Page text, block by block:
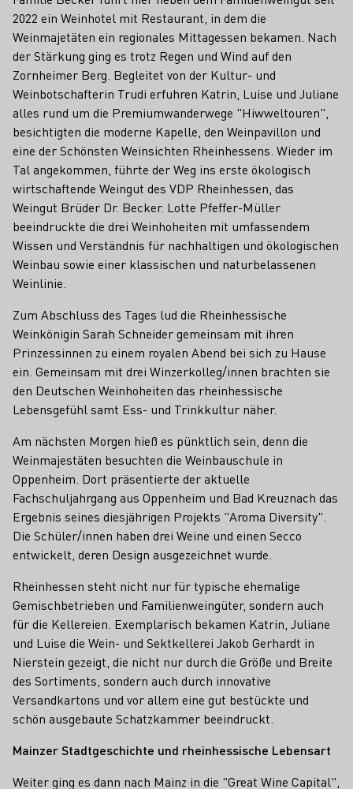
2022 ein Weinhotel mit Restaurant, in dem die
Weinmajetäten ein regionales Mittagessen bekamen. Nach
der Stärkung ging es trotz Regen und Wind auf den
Zornheimer Berg. Begleitet von der Kultur- und
Weinbotschafterin Trudi erfuhren Katrin, Luise und Juliane
alles rund um die Premiumwanderwege "Hiwweltouren",
besichtigten die moderne Kapelle, den Weinpavillon und
eine der Schönsten Weinsichten Rheinhessens. Wieder im
Tal angekommen, führte der Weg ins erste ökologisch
wirtschaftende Weingut des VDP Rheinhessen, das
Weingut Brüder Dr. Becker. Lotte Pfeffer-Müller
beeindruckte die drei Weinhoheiten mit umfassendem
Wissen und Verständnis für nachhaltigen und ökologischen
Weinbau sowie einer klassischen und naturbelassenen
Weinlinie.
Zum Abschluss des Tages lud die Rheinhessische
Weinkönigin Sarah Schneider gemeinsam mit ihren
Prinzessinnen zu einem royalen Abend bei sich zu Hause
ein. Gemeinsam mit drei Winzerkolleg/innen brachten sie
den Deutschen Weinhoheiten das rheinhessische
Lebensgefühl samt Ess- und Trinkkultur näher.
Am nächsten Morgen hieß es pünktlich sein, denn die
Weinmajestäten besuchten die Weinbauschule in
Oppenheim. Dort präsentierte der aktuelle
Fachschuljahrgang aus Oppenheim und Bad Kreuznach das
Ergebnis seines diesjährigen Projekts "Aroma Diversity".
Die Schüler/innen haben drei Weine und einen Secco
entwickelt, deren Design ausgezeichnet wurde.
Rheinhessen steht nicht nur für typische ehemalige
Gemischbetrieben und Familienweingüter, sondern auch
für die Kellereien. Exemplarisch bekamen Katrin, Juliane
und Luise die Wein- und Sektkellerei Jakob Gerhardt in
Nierstein gezeigt, die nicht nur durch die Größe und Breite
des Sortiments, sondern auch durch innovative
Versandkartons und vor allem eine gut bestückte und
schön ausgebaute Schatzkammer beeindruckt.
Mainzer Stadtgeschichte und rheinhessische Lebensart
Weiter ging es dann nach Mainz in die "Great Wine Capital",